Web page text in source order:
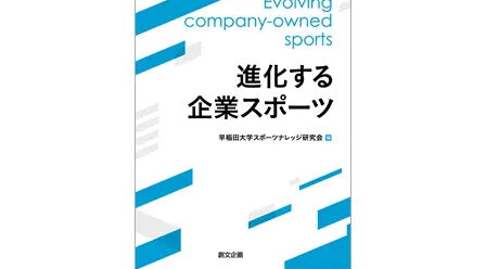
「SSFニュース」
会員登録
子どものスポーツ
障害者スポーツ
スポーツによるまちづくり
スポーツ・ガバナンス
スポーツボランティア
スポーツ政策・予算
健康とスポーツ